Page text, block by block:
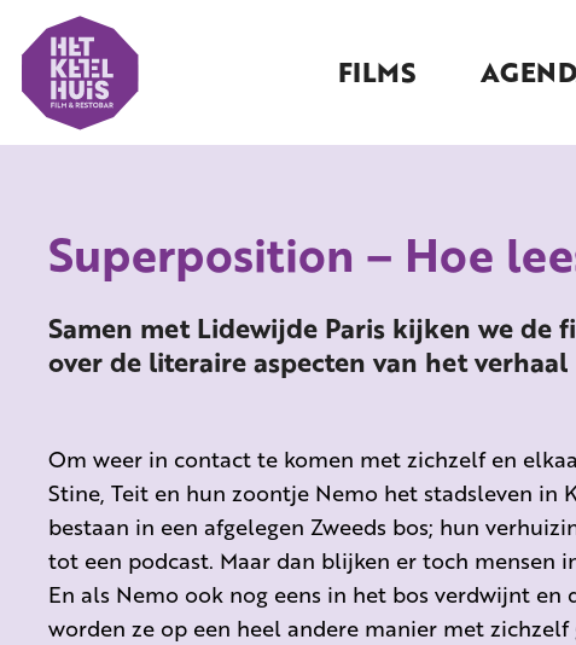
FILMS
Superposition – Hoe
Samen met Lidewijde Paris kijken we de
over de literaire aspecten van het verhaal
Om weer in contact te komen met zichzelf en
Stine, Teit en hun zoontje Nemo het stadsleven in
bestaan in een afgelegen Zweeds bos; hun
tot een podcast. Maar dan blijken er toch mensen
En als Nemo ook nog eens in het bos verdwijnt en
worden ze op een heel andere manier met